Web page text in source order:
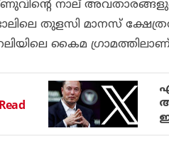
നാല്
തുളസി മാനസ്
കൈമ